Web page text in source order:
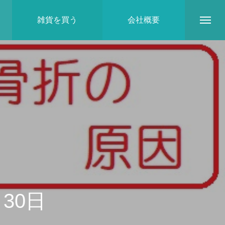
雑貨を買う 会社概要
地域とのつながり
日